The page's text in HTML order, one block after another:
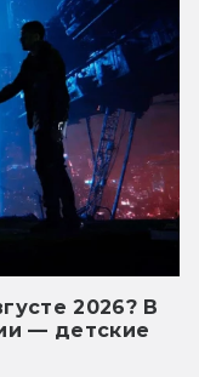
2026? В
— детские